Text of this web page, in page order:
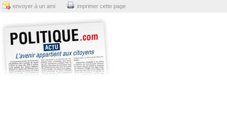
envoyer à un ami imprimer cette page